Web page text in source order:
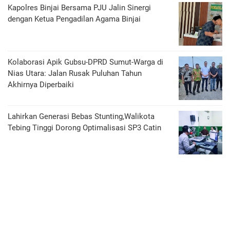
Kapolres Binjai Bersama PJU Jalin Sinergi
dengan Ketua Pengadilan Agama Binjai
Kolaborasi Apik Gubsu-DPRD Sumut-Warga di
Nias Utara: Jalan Rusak Puluhan Tahun
Akhirnya Diperbaiki
Lahirkan Generasi Bebas Stunting,Walikota
Tebing Tinggi Dorong Optimalisasi SP3 Catin